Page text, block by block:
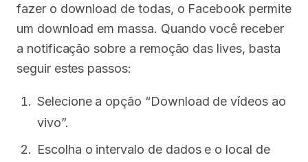
fazer o download de todas, o Facebook permite
um download em massa. Quando você receber
a notificação sobre a remoção das lives, basta
seguir estes passos:
Selecione a opção “Download de vídeos ao
vivo”.
Escolha o intervalo de dados e o local de